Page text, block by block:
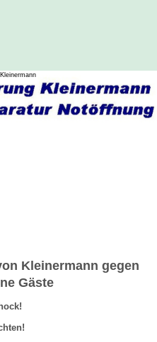
Kleinermann gegen
Gäste